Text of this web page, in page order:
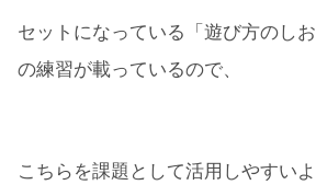
セットになっている「遊び方のし
の練習が載っているので、
こちらを課題として活用しやすい